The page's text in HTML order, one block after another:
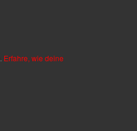
Erfahre, wie deine